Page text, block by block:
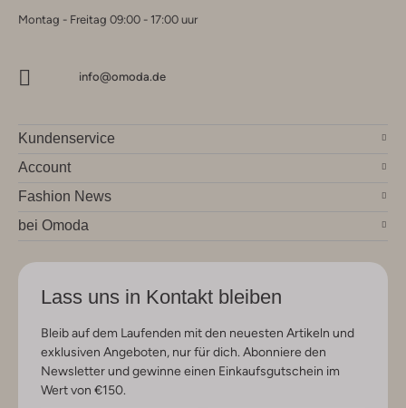
Montag - Freitag 09:00 - 17:00 uur
info@omoda.de
Kundenservice
Account
Fashion News
bei Omoda
Lass uns in Kontakt bleiben
Bleib auf dem Laufenden mit den neuesten Artikeln und
exklusiven Angeboten, nur für dich. Abonniere den
Newsletter und gewinne einen Einkaufsgutschein im
Wert von €150.